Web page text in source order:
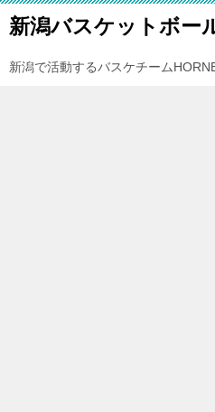
新潟バスケットボー
新潟で活動するバスケチーム